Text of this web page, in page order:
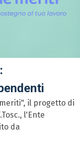
il progetto di
l'Ente
da